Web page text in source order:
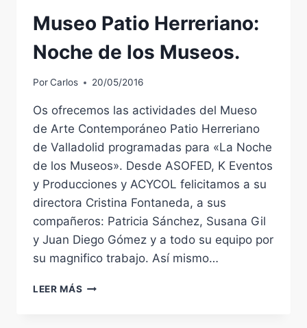
PÉREZ
LÓPEZ
Museo Patio Herreriano:
Noche de los Museos.
PorCarlos 20/05/2016
Os ofrecemos las actividades del Mueso
de Arte Contemporáneo Patio Herreriano
de Valladolid programadas para «La Noche
de los Museos». Desde ASOFED, K Eventos
y Producciones y ACYCOL felicitamos a su
directora Cristina Fontaneda, a sus
compañeros: Patricia Sánchez, Susana Gil
y Juan Diego Gómez y a todo su equipo por
su magnifico trabajo. Así mismo…
LEER MÁS MUSEO